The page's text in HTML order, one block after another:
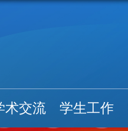
术交流 学生工作